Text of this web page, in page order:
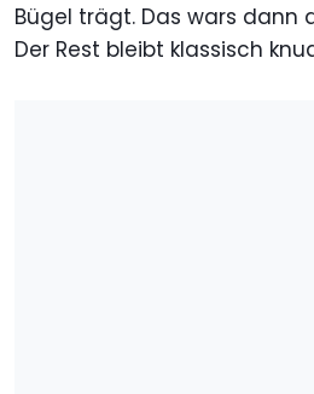
Bügel trägt. Das wars dann
Der Rest bleibt klassisch